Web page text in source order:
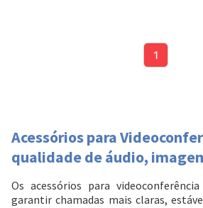
Entendi
Entendi
1
Acessórios para
qualidade de áudio,
Os acessórios para
garantir chamadas mais claras,